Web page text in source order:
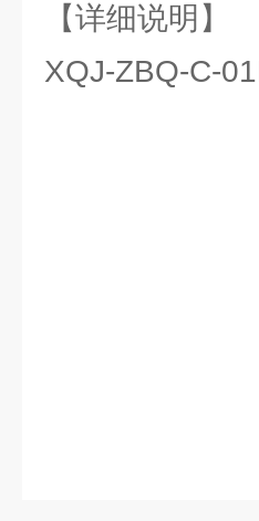
【详细说明】
XQJ-ZBQ-C-